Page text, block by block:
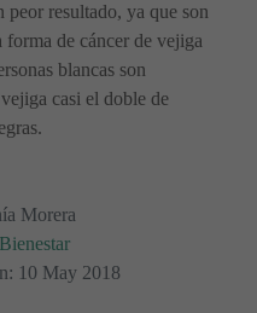
peor resultado, ya que son
forma de cáncer de vejiga
blancas son
casi el doble de
Morera
10 May 2018